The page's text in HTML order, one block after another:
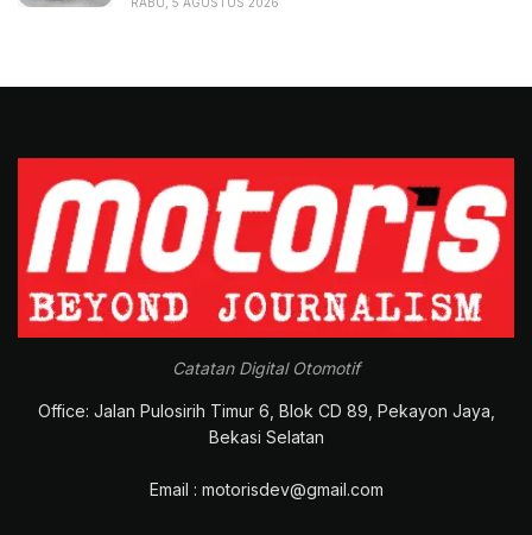
RABU, 5 AGUSTUS 2026
Catatan Digital Otomotif
Office: Jalan Pulosirih Timur 6, Blok CD 89, Pekayon Jaya,
Bekasi Selatan
Email : motorisdev@gmail.com